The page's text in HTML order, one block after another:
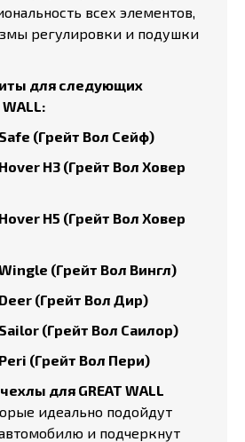
всех элементов,
регулировки и подушки
для следующих
(Грейт Вол Сейф)
H3 (Грейт Вол Ховер
H5 (Грейт Вол Ховер
(Грейт Вол Вингл)
(Грейт Вол Дир)
(Грейт Вол Саилор)
(Грейт Вол Пери)
для GREAT WALL
идеально подойдут
и подчеркнут